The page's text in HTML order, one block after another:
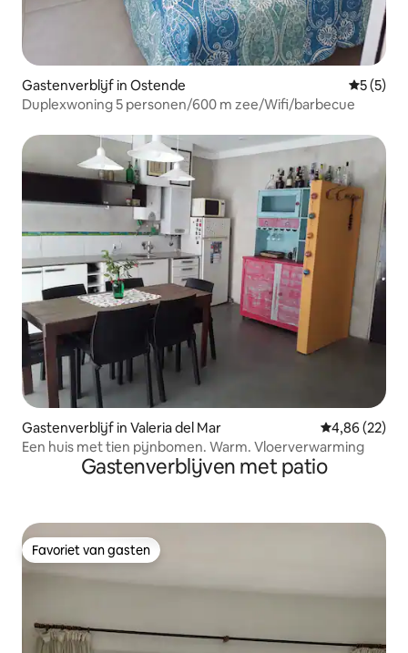
Gastenverblijf in Ostende
5 (5)
Duplexwoning 5 personen/600 m zee/Wifi/barbecue
Gastenverblijf in Valeria del Mar Gemiddelde
4,86 (22)
Een huis met tien pijnbomen. Warm. Vloerverwarming
Gastenverblijven met patio
Favoriet van gasten
Favoriet van gasten